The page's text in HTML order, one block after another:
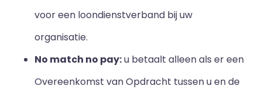
voor een loondienstverband bij uw
organisatie.
No match no pay:u betaalt alleen als er een
Overeenkomst van Opdracht tussen u en de